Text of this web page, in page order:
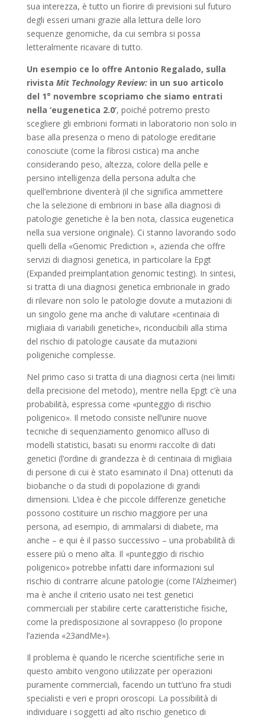
sua interezza, è tutto un fiorire di previsioni sul futuro
degli esseri umani grazie alla lettura delle loro
sequenze genomiche, da cui sembra si possa
letteralmente ricavare di tutto.
Un esempio ce lo offre Antonio Regalado, sulla
rivista Mit Technology Review:in un suo articolo
del 1° novembre scopriamo che siamo entrati
nella ‘eugenetica 2.0’, poiché potremo presto
scegliere gli embrioni formati in laboratorio non solo in
base alla presenza o meno di patologie ereditarie
conosciute (come la fibrosi cistica) ma anche
considerando peso, altezza, colore della pelle e
persino intelligenza della persona adulta che
quell’embrione diventerà (il che significa ammettere
che la selezione di embrioni in base alla diagnosi di
patologie genetiche è la ben nota, classica eugenetica
nella sua versione originale). Ci stanno lavorando sodo
quelli della «Genomic Prediction », azienda che offre
servizi di diagnosi genetica, in particolare la Epgt
(Expanded preimplantation genomic testing). In sintesi,
si tratta di una diagnosi genetica embrionale in grado
di rilevare non solo le patologie dovute a mutazioni di
un singolo gene ma anche di valutare «centinaia di
migliaia di variabili genetiche», riconducibili alla stima
del rischio di patologie causate da mutazioni
poligeniche complesse.
Nel primo caso si tratta di una diagnosi certa (nei limiti
della precisione del metodo), mentre nella Epgt c’è una
probabilità, espressa come «punteggio di rischio
poligenico». Il metodo consiste nell’unire nuove
tecniche di sequenziamento genomico all’uso di
modelli statistici, basati su enormi raccolte di dati
genetici (l’ordine di grandezza è di centinaia di migliaia
di persone di cui è stato esaminato il Dna) ottenuti da
biobanche o da studi di popolazione di grandi
dimensioni. L’idea è che piccole differenze genetiche
possono costituire un rischio maggiore per una
persona, ad esempio, di ammalarsi di diabete, ma
anche – e qui è il passo successivo – una probabilità di
essere più o meno alta. Il «punteggio di rischio
poligenico» potrebbe infatti dare informazioni sul
rischio di contrarre alcune patologie (come l’Alzheimer)
ma è anche il criterio usato nei test genetici
commerciali per stabilire certe caratteristiche fisiche,
come la predisposizione al sovrappeso (lo propone
l’azienda «23andMe»).
Il problema è quando le ricerche scientifiche serie in
questo ambito vengono utilizzate per operazioni
puramente commerciali, facendo un tutt’uno fra studi
specialisti e veri e propri oroscopi. La possibilità di
individuare i soggetti ad alto rischio genetico di